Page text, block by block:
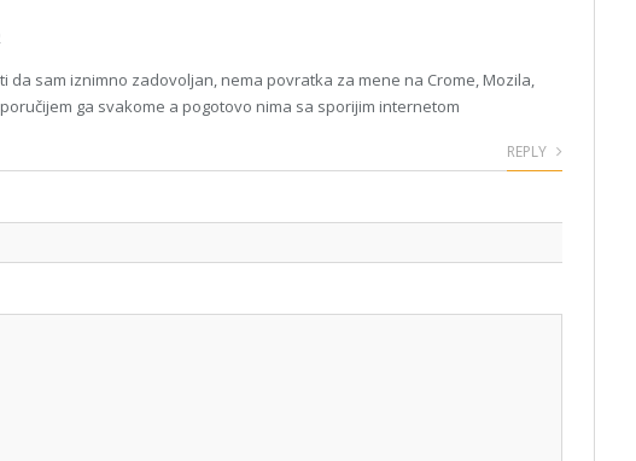
da sam iznimno zadovoljan, nema povratka za mene na Crome, Mozila,
ga svakome a pogotovo nima sa sporijim internetom
REPLY